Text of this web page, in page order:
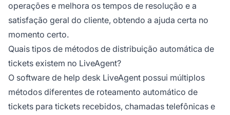
operações e melhora os tempos de resolução e a
satisfação geral do cliente, obtendo a ajuda certa no
momento certo.
Quais tipos de métodos de distribuição automática de
tickets existem no LiveAgent?
O software de help desk LiveAgent possui múltiplos
métodos diferentes de roteamento automático de
tickets para tickets recebidos, chamadas telefônicas e